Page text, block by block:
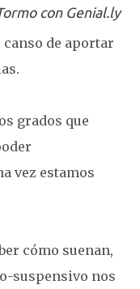
con Genial.ly
canso de aportar
grados que
vez estamos
cómo suenan,
suspensivo nos